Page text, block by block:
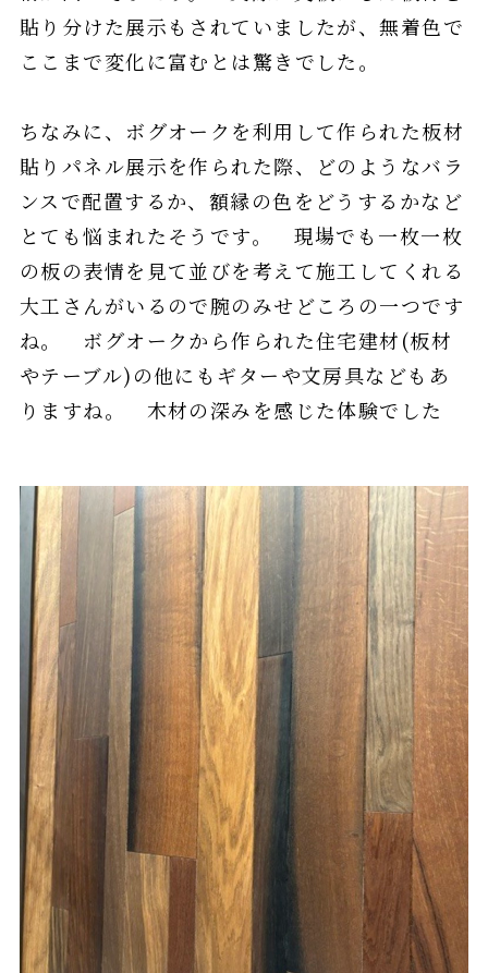
貼り分けた展示もされていましたが、無着色で
ここまで変化に富むとは驚きでした。
ちなみに、ボグオークを利用して作られた板材
貼りパネル展示を作られた際、どのようなバラ
ンスで配置するか、額縁の色をどうするかなど
とても悩まれたそうです。 現場でも一枚一枚
の板の表情を見て並びを考えて施工してくれる
大工さんがいるので腕のみせどころの一つです
ね。 ボグオークから作られた住宅建材(板材
やテーブル)の他にもギターや文房具などもあ
りますね。 木材の深みを感じた体験でした